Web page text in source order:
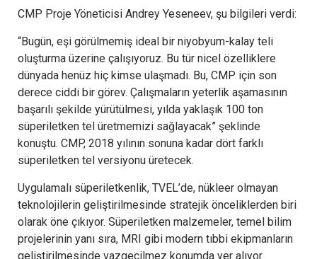
CMP Proje Yöneticisi Andrey Yeseneev, şu bilgileri verdi:
“Bugün, eşi görülmemiş ideal bir niyobyum-kalay teli
oluşturma üzerine çalışıyoruz. Bu tür nicel özelliklere
dünyada henüz hiç kimse ulaşmadı. Bu, CMP için son
derece ciddi bir görev. Çalışmaların yeterlik aşamasının
başarılı şekilde yürütülmesi, yılda yaklaşık 100 ton
süperiletken tel üretmemizi sağlayacak” şeklinde
konuştu. CMP, 2018 yılının sonuna kadar dört farklı
süperiletken tel versiyonu üretecek.
Uygulamalı süperiletkenlik, TVEL’de, nükleer olmayan
teknolojilerin geliştirilmesinde stratejik önceliklerden biri
olarak öne çıkıyor. Süperiletken malzemeler, temel bilim
projelerinin yanı sıra, MRI gibi modern tıbbi ekipmanların
geliştirilmesinde vazgeçilmez konumda yer alıyor.